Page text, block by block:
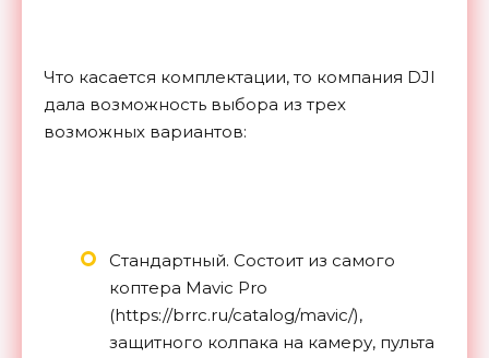
Что касается комплектации, то компания DJI
дала возможность выбора из трех
возможных вариантов:
Стандартный. Состоит из самого
коптера Mavic Pro
(https://brrc.ru/catalog/mavic/),
защитного колпака на камеру, пульта